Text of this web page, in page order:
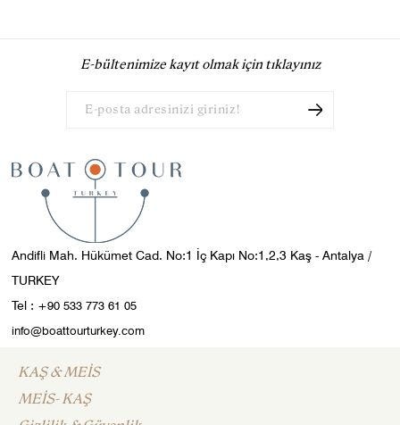
E-bültenimize kayıt olmak için tıklayınız
Andifli Mah. Hükümet Cad. No:1 İç Kapı No:1,2,3 Kaş - Antalya /
TURKEY
Tel : +90 533 773 61 05
info@boattourturkey.com
KAŞ & MEİS
MEİS- KAŞ